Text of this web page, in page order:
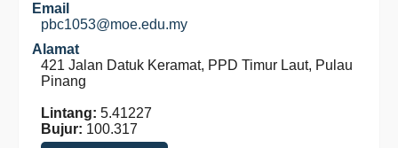
Email
pbc1053@moe.edu.my
Alamat
421 Jalan Datuk Keramat, PPD Timur Laut, Pulau
Pinang
Lintang: 5.41227
Bujur: 100.317